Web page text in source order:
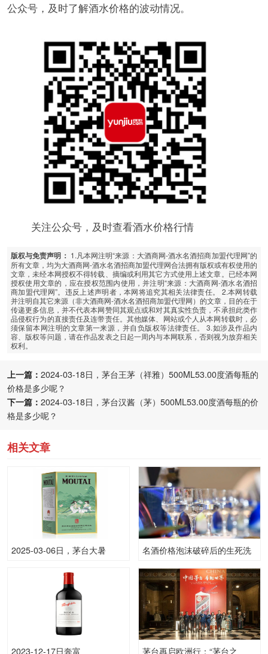
公众号，及时了解酒水价格的波动情况。
关注公众号，及时查看酒水价格行情
版权与免责声明： 1.凡本网注明“来源：大酒商网-酒水名酒招商加盟代理网”的
所有文章，均为大酒商网-酒水名酒招商加盟代理网合法拥有版权或有权使用的
文章，未经本网授权不得转载、摘编或利用其它方式使用上述文章。已经本网
授权使用文章的，应在授权范围内使用，并注明“来源：大酒商网-酒水名酒招
商加盟代理网”。违反上述声明者，本网将追究其相关法律责任。 2.本网转载
并注明自其它来源（非大酒商网-酒水名酒招商加盟代理网）的文章，目的在于
传递更多信息，并不代表本网赞同其观点或和对其真实性负责，不承担此类作
品侵权行为的直接责任及连带责任。其他媒体、网站或个人从本网转载时，必
须保留本网注明的文章第一来源，并自负版权等法律责任。 3.如涉及作品内
容、版权等问题，请在作品发表之日起一周内与本网联系，否则视为放弃相关
权利。
上一篇： 2024-03-18日，茅台王茅（祥雅）500ML53.00度酒每瓶的
价格是多少呢？
下一篇： 2024-03-18日，茅台汉酱（茅）500ML53.00度酒每瓶的价
格是多少呢？
相关文章
2025-03-06日，茅台大暑
名酒价格泡沫破碎后的生死洗
2023-12-17日奔富 茅台再启欧洲行：“茅台之